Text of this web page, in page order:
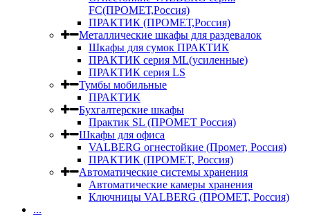
FC(ПРОМЕТ,Россия)
ПРАКТИК (ПРОМЕТ,Россия)
Металлические шкафы для раздевалок
Шкафы для сумок ПРАКТИК
ПРАКТИК серия ML(усиленные)
ПРАКТИК серия LS
Тумбы мобильные
ПРАКТИК
Бухгалтерские шкафы
Практик SL (ПРОМЕТ Россия)
Шкафы для офиса
VALBERG огнестойкие (Промет, Россия)
ПРАКТИК (ПРОМЕТ, Россия)
Автоматические системы хранения
Автоматические камеры хранения
Ключницы VALBERG (ПРОМЕТ, Россия)
...